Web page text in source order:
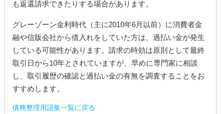
も返還請求できたりする場合があります。
グレーゾーン金利時代（主に2010年6月以前）に消費者金
融や信販会社から借入れをしていた方は、過払い金が発生
している可能性があります。請求の時効は原則として最終
取引日から10年とされていますが、早めに専門家に相談
し、取引履歴の確認と過払い金の有無を調査することをお
すすめします。
債務整理用語集一覧に戻る